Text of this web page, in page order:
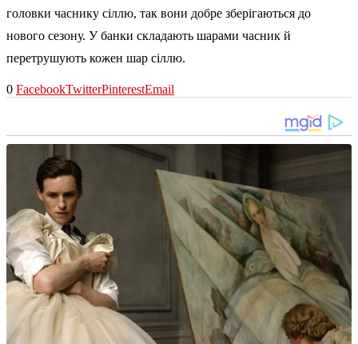
головки часнику сіллю, так вони добре зберігаються до
нового сезону. У банки складають шарами часник й
перетрушують кожен шар сіллю.
0 FacebookTwitterPinterestEmail